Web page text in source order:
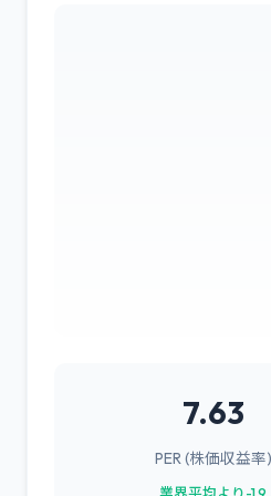
7.63
PER (株価収益率)